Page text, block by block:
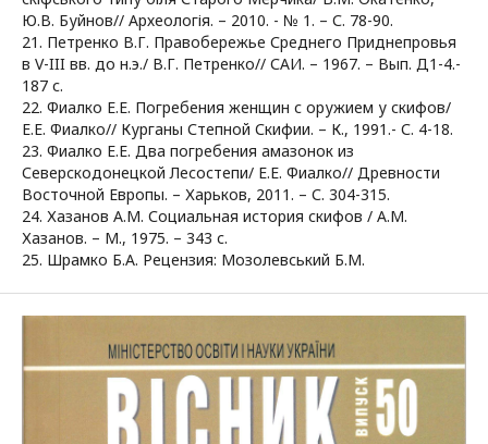
Ю.В. Буйнов// Археологія. – 2010. - № 1. – С. 78-90.
21. Петренко В.Г. Правобережье Среднего Приднепровья
в V-III вв. до н.э./ В.Г. Петренко// САИ. – 1967. – Вып. Д1-4.-
187 с.
22. Фиалко Е.Е. Погребения женщин с оружием у скифов/
Е.Е. Фиалко// Курганы Степной Скифии. – К., 1991.- С. 4-18.
23. Фиалко Е.Е. Два погребения амазонок из
Северскодонецкой Лесостепи/ Е.Е. Фиалко// Древности
Восточной Европы. – Харьков, 2011. – С. 304-315.
24. Хазанов А.М. Социальная история скифов / А.М.
Хазанов. – М., 1975. – 343 с.
25. Шрамко Б.А. Рецензия: Мозолевський Б.М.